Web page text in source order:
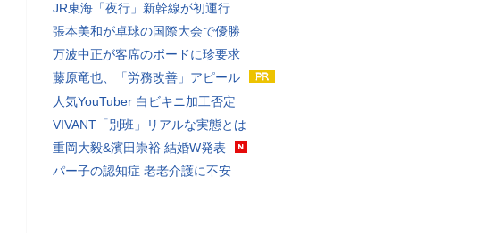
JR東海「夜行」新幹線が初運行
張本美和が卓球の国際大会で優勝
万波中正が客席のボードに珍要求
藤原竜也、「労務改善」アピール
人気YouTuber 白ビキニ加工否定
VIVANT「別班」リアルな実態とは
重岡大毅&濱田崇裕 結婚W発表
パー子の認知症 老老介護に不安